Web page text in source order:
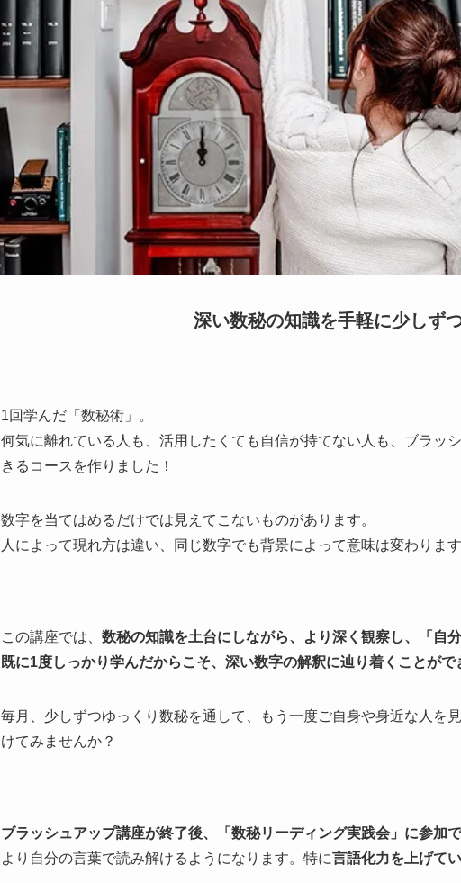
深い数秘の知識を手軽に少しず
1回学んだ「数秘術」。
何気に離れている人も、活用したくても自信が持てない人も、ブラッ
きるコースを作りました！
数字を当てはめるだけでは見えてこないものがあります。
人によって現れ方は違い、同じ数字でも背景によって意味は変わります
この講座では、 数秘の知識を土台にしながら、より深く観察し、「自
既に1度しっかり学んだからこそ、深い数字の解釈に辿り着くことがで
毎月、少しずつゆっくり数秘を通して、もう一度ご自身や身近な人を
けてみませんか？
ブラッシュアップ講座が終了後、「数秘リーディング実践会」に参加で
より自分の言葉で読み解けるようになります。特に言語化力を上げて